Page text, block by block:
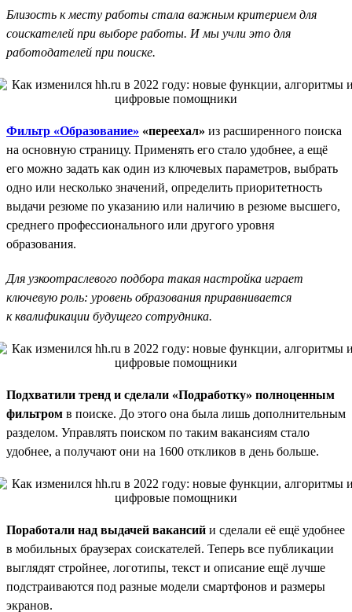
Близость к месту работы стала важным критерием для
соискателей при выборе работы. И мы учли это для
работодателей при поиске.
Фильтр «Образование» «переехал» из расширенного поиска
на основную страницу. Применять его стало удобнее, а ещё
его можно задать как один из ключевых параметров, выбрать
одно или несколько значений, определить приоритетность
выдачи резюме по указанию или наличию в резюме высшего,
среднего профессионального или другого уровня
образования.
Для узкоотраслевого подбора такая настройка играет
ключевую роль: уровень образования приравнивается
к квалификации будущего сотрудника.
Подхватили тренд и сделали «Подработку» полноценным
фильтром в поиске. До этого она была лишь дополнительным
разделом. Управлять поиском по таким вакансиям стало
удобнее, а получают они на 1600 откликов в день больше.
Поработали над выдачей вакансий и сделали её ещё удобнее
в мобильных браузерах соискателей. Теперь все публикации
выглядят стройнее, логотипы, текст и описание ещё лучше
подстраиваются под разные модели смартфонов и размеры
экранов.